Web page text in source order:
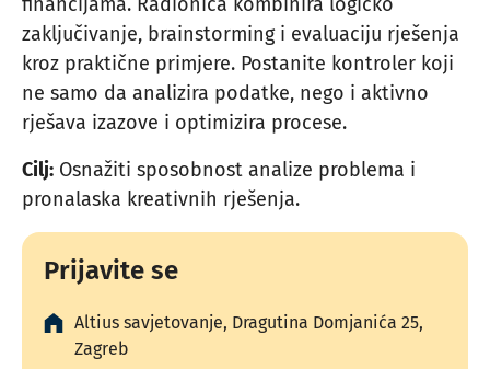
zaključivanje, brainstorming i evaluaciju rješenja
kroz praktične primjere. Postanite kontroler koji
ne samo da analizira podatke, nego i aktivno
rješava izazove i optimizira procese.
Cilj: Osnažiti sposobnost analize problema i
pronalaska kreativnih rješenja.
Prijavite se
Altius savjetovanje, Dragutina Domjanića 25,
Zagreb